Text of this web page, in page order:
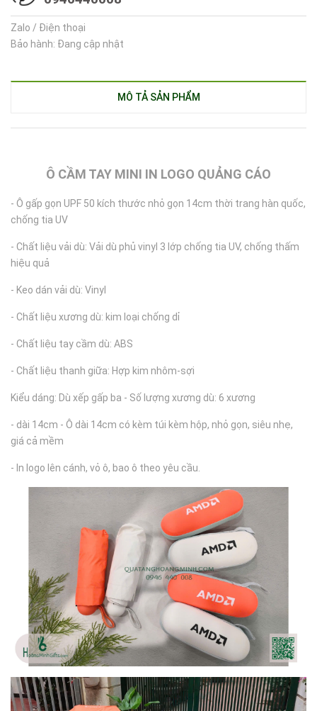
Zalo / Điện thoại
Bảo hành: Đang cập nhật
MÔ TẢ SẢN PHẨM
Ô CẦM TAY MINI IN LOGO QUẢNG CÁO
- Ô gấp gọn UPF 50 kích thước nhỏ gọn 14cm thời trang hàn quốc,
chống tia UV
- Chất liệu vải dù: Vải dù phủ vinyl 3 lớp chống tia UV, chống thấm
hiệu quả
- Keo dán vải dù: Vinyl
- Chất liệu xương dù: kim loại chống dỉ
- Chất liệu tay cầm dù: ABS
- Chất liệu thanh giữa: Hợp kim nhôm-sợi
Kiểu dáng: Dù xếp gấp ba - Số lượng xương dù: 6 xương
- dài 14cm - Ô dài 14cm có kèm túi kèm hộp, nhỏ gọn, siêu nhẹ,
giá cả mềm
- In logo lên cánh, vỏ ô, bao ô theo yêu cầu.